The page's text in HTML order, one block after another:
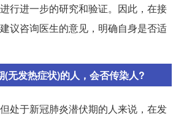
行进一步的研究和验证。因此，在接
议咨询医生的意见，明确自身是否适
(无发热症状)的人，会否传染人?
处于新冠肺炎潜伏期的人来说，在发